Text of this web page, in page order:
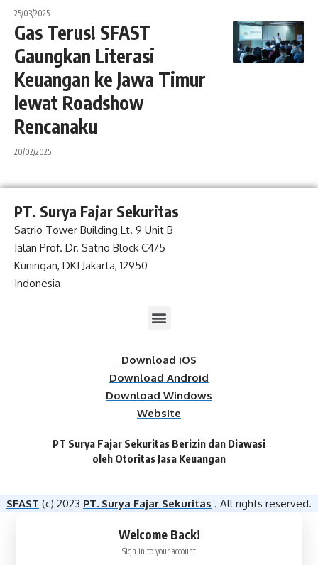
25/03/2025
Gas Terus! SFAST
Gaungkan Literasi
Keuangan ke Jawa Timur
lewat Roadshow
Rencanaku
20/02/2025
PT. Surya Fajar Sekuritas
Satrio Tower Building Lt. 9 Unit B
Jalan Prof. Dr. Satrio Block C4/5
Kuningan, DKI Jakarta, 12950
Indonesia
Download iOS
Download Android
Download Windows
Website
PT Surya Fajar Sekuritas Berizin dan Diawasi
oleh Otoritas Jasa Keuangan​
SFAST (c) 2023 PT. Surya Fajar Sekuritas . All rights reserved.
Welcome Back!
Sign in to your account